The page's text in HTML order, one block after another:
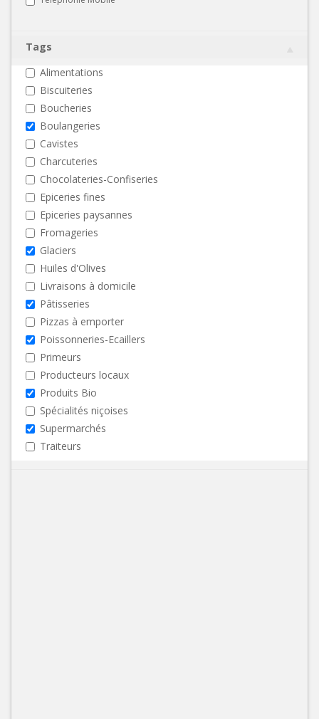
Tags
Alimentations
Biscuiteries
Boucheries
Boulangeries
Cavistes
Charcuteries
Chocolateries-Confiseries
Epiceries fines
Epiceries paysannes
Fromageries
Glaciers
Huiles d'Olives
Livraisons à domicile
Pâtisseries
Pizzas à emporter
Poissonneries-Ecaillers
Primeurs
Producteurs locaux
Produits Bio
Spécialités niçoises
Supermarchés
Traiteurs